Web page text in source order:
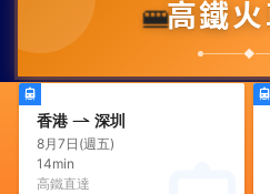
🚝高鐵
◆
香港 深圳
8月7日(週五)
14min
高鐵直達